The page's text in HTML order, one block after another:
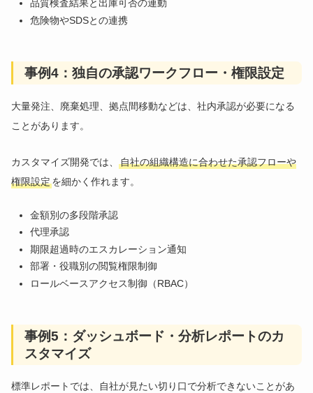
品質検査結果と出庫可否の連動
危険物やSDSとの連携
事例4：独自の承認ワークフロー・権限設定
大量発注、廃棄処理、拠点間移動などは、社内承認が必要になる
ことがあります。
カスタマイズ開発では、自社の組織構造に合わせた承認フローや
権限設定を細かく作れます。
金額別の多段階承認
代理承認
期限超過時のエスカレーション通知
部署・役職別の閲覧権限制御
ロールベースアクセス制御（RBAC）
事例5：ダッシュボード・分析レポートのカ
スタマイズ
標準レポートでは、自社が見たい切り口で分析できないことがあ